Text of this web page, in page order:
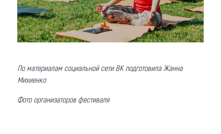
По материалам социальной сети ВК подготовила Жанна
Михиенко
Фото организаторов фестиваля